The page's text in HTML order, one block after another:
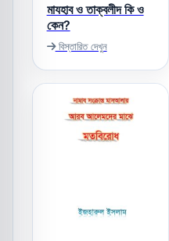
মাযহাব ও তাক্বলীদ কি ও
কেন?
বিস্তারিত দেখুন